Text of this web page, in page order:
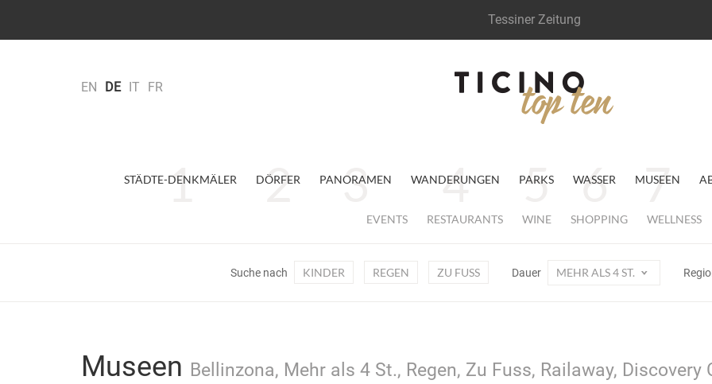
Tessiner Zeitung
EN DE IT FR
STÄDTE-DENKMÄLER DÖRFER PANORAMEN WANDERUNGEN PARKS WASSER MUSEEN
EVENTS RESTAURANTS WINE SHOPPING WELLNESS
Suche nach KINDER REGEN ZU FUSS Dauer MEHR ALS 4 ST.
Museen Bellinzona, Mehr als 4 St., Regen, Zu Fuss, Railaway, Discovery